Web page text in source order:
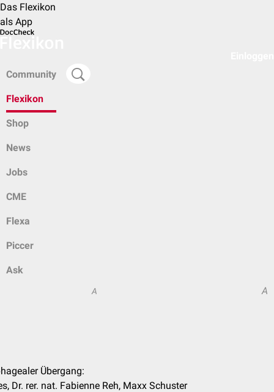
Das Flexikon
als App
Community
Flexikon
Shop
News
Jobs
CME
Flexa
Piccer
Ask
A A
Übergang:
Dr. rer. nat. Fabienne Reh, Maxx Schuster